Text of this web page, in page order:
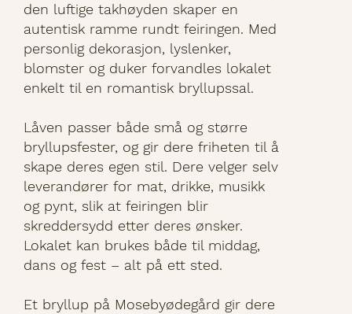
den luftige takhøyden skaper en
autentisk ramme rundt feiringen. Med
personlig dekorasjon, lyslenker,
blomster og duker forvandles lokalet
enkelt til en romantisk bryllupssal.
Låven passer både små og større
bryllupsfester, og gir dere friheten til å
skape deres egen stil. Dere velger selv
leverandører for mat, drikke, musikk
og pynt, slik at feiringen blir
skreddersydd etter deres ønsker.
Lokalet kan brukes både til middag,
dans og fest – alt på ett sted.
Et bryllup på Mosebyødegård gir dere